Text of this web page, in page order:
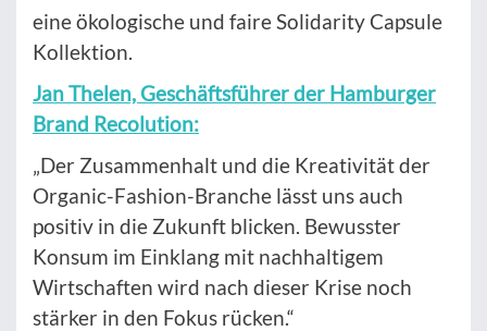
eine ökologische und faire Solidarity Capsule
Kollektion.
Jan Thelen, Geschäftsführer der Hamburger
Brand Recolution:
„Der Zusammenhalt und die Kreativität der
Organic-Fashion-Branche lässt uns auch
positiv in die Zukunft blicken. Bewusster
Konsum im Einklang mit nachhaltigem
Wirtschaften wird nach dieser Krise noch
stärker in den Fokus rücken.“